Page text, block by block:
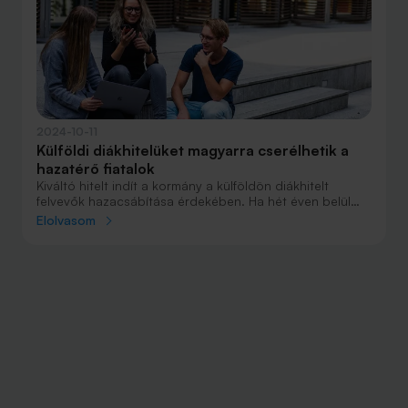
Külföldi diákhitelüket magyarra cserélhetik a
hazatérő fiatalok
Kiváltó hitelt indít a kormány a külföldön diákhitelt
felvevők hazacsábítása érdekében. Ha hét éven belül
legalább öt évet itthon dolgoznak vagy tanulnak, akkor
Elolvasom